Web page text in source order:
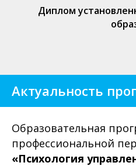
Диплом
Актуальность
Образовательная
профессиональной
«Психология